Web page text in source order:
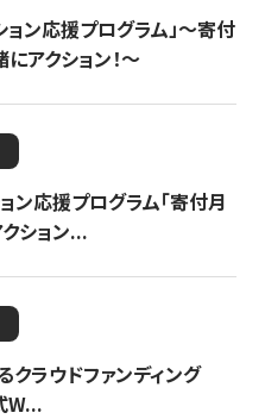
ン応援プログラム」〜寄付
アクション！〜
ン応援プログラム「寄付月
ション...
ラウドファンディング
W...